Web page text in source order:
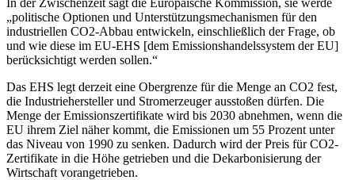
„politische Optionen und Unterstützungsmechanismen für den
industriellen CO2-Abbau entwickeln, einschließlich der Frage, ob
und wie diese im EU-EHS [dem Emissionshandelssystem der EU]
berücksichtigt werden sollen.“
Das EHS legt derzeit eine Obergrenze für die Menge an CO2 fest,
die Industriehersteller und Stromerzeuger ausstoßen dürfen. Die
Menge der Emissionszertifikate wird bis 2030 abnehmen, wenn die
EU ihrem Ziel näher kommt, die Emissionen um 55 Prozent unter
das Niveau von 1990 zu senken. Dadurch wird der Preis für CO2-
Zertifikate in die Höhe getrieben und die Dekarbonisierung der
Wirtschaft vorangetrieben.